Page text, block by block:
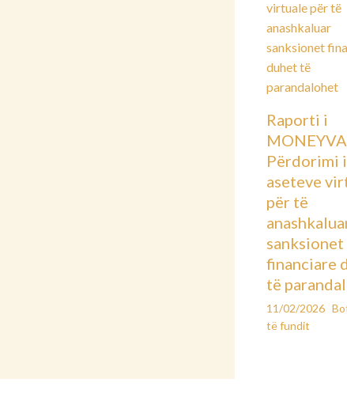
Raporti i
Përdorimi i
aseteve
për të
sanksionet
financiare
të
11/02/2026
të fundit